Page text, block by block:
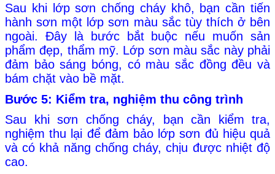
Sau khi lớp sơn chống cháy khô, bạn cần tiến
hành sơn một lớp sơn màu sắc tùy thích ở bên
ngoài. Đây là bước bắt buộc nếu muốn sản
phẩm đẹp, thẩm mỹ. Lớp sơn màu sắc này phải
đảm bảo sáng bóng, có màu sắc đồng đều và
bám chặt vào bề mặt.
Bước 5: Kiểm tra, nghiệm thu công trình
Sau khi sơn chống cháy, bạn cần kiểm tra,
nghiệm thu lại để đảm bảo lớp sơn đủ hiệu quả
và có khả năng chống cháy, chịu được nhiệt độ
cao.